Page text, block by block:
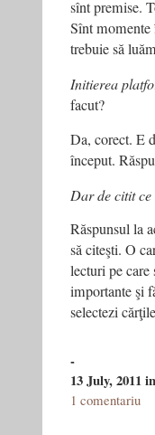
sînt premise.
Sînt momente
trebuie să
Initierea
facut?
Da, corect. E
început.
Dar de citit ce
Răspunsul la
să citeşti. O
lecturi pe care
importante şi
selectezi
-
13 July, 2011
1 comentariu